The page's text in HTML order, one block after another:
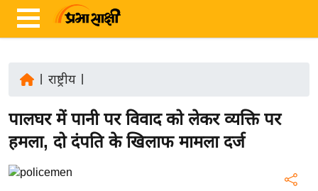
ज़ा
ख
ब
र
राष्ट्रीय|
पालघर में पानी पर विवाद को लेकर व्यक्ति पर
हमला, दो दंपति के खिलाफ मामला दर्ज